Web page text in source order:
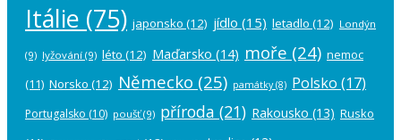
Itálie (75) japonsko (12) jídlo (15) letadlo (12) Londýn
(9) lyžování (9) léto (12) Maďarsko (14) moře (24) nemoc
(11) Norsko (12) Německo (25) památky(8) Polsko (17)
Portugalsko (10) poušť(9) příroda (21) Rakousko (13) Rusko